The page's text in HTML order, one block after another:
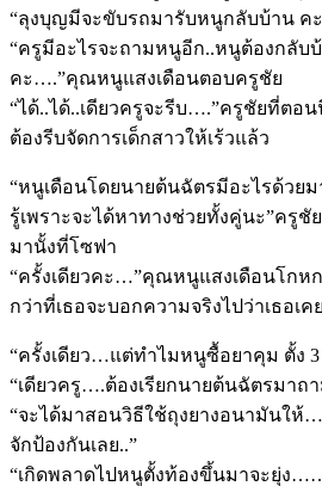
“ลุงบุญมีจะขับรถมารับหนูกลับบ้าน
“ครูมีอะไรจะถามหนูอีก..หนูต้องกลับ
คะ….”คุณหนูแสงเดือนตอบครูชัย
“ได้..ได้..เดียวครูจะรีบ….”ครูชัยที่ตอ
ต้องรีบจัดการเด็กสาวให้เร้วแล้ว
“หนูเดือนโดยนายต้นฉัตรมีอะไรด้วย
รู้เพราะจะได้หาทางช่วยทั้งคู่นะ”ครู
มานั้งที่โซฟา
“ครั้งเดียวคะ…”คุณหนูแสงเดือนโกห
กว่าที่เธอจะบอกความจริงไปว่าเธอเ
“ครั้งเดียว…แต่ทำไมหนูซื้อยาคุม ตั้ง
“เดียวครู….ต้องเรียกนายต้นฉัตรมาถ
“จะได้มาสอนวิธีใช้ถุงยางอนามันให้
จักป้องกันเลย..”
“เกิดพลาดไปหนูตั้งท้องขึ้นมาจะยุ่ง